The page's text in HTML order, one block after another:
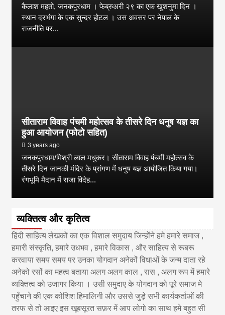
कैलाश महतो, जनकपुरधाम । फेब्रुअरी २९ का एक खुशनुमा दिन ।
स्थान दरभंगा के एक सुन्दर होटल । उस अवसर पर नेपाल के
राजनीति पर...
सीताराम विवाह पंचमी महोत्सव के तीसरे दिन धनुष यज्ञ का
हुआ आयोजन (फोटो सहित)
3 years ago
जनकपुरधाम/मिश्री लाल मधुकर। सीताराम विवाह पंचमी महोत्सव के
तीसरे दिन जानकी मंदिर के प्रांगण में धनुष यज्ञ आयोजित किया गया।
रंगभूमि मैदान में राजा विदेह...
व्यक्तित्व और कृतित्व
हिंदी साहित्य लेखकों का एक विशाल समुदाय जिन्होंने हमे हमारे समाज ,
हमारी संस्कृति, हमारे उधभव , हमारे विकास , और साहित्य से रूबरू
करवाया समय समय पर उनका योगदान अनेकों विधाओं के जन्म दाता रहे
अनेको रसों का महत्व बताया अलग अलग काल , रास , अलग रूप में हमारे
व्यक्तित्व को उजागर किया । उसी समुदाए के योगदान को पूरे समाज मे
पहुँचाने की एक कोशिश हिमालिनी और उससे जुड़े सभी कार्यकर्ताओं की
तरफ से तो आइए इस खूबसूरत सफ़र में आप लोगो का साथ हमे बहुत सी